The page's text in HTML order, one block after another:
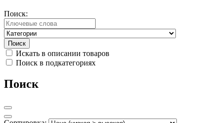
Поиск:
Искать в описании товаров
Поиск в подкатегориях
Поиск